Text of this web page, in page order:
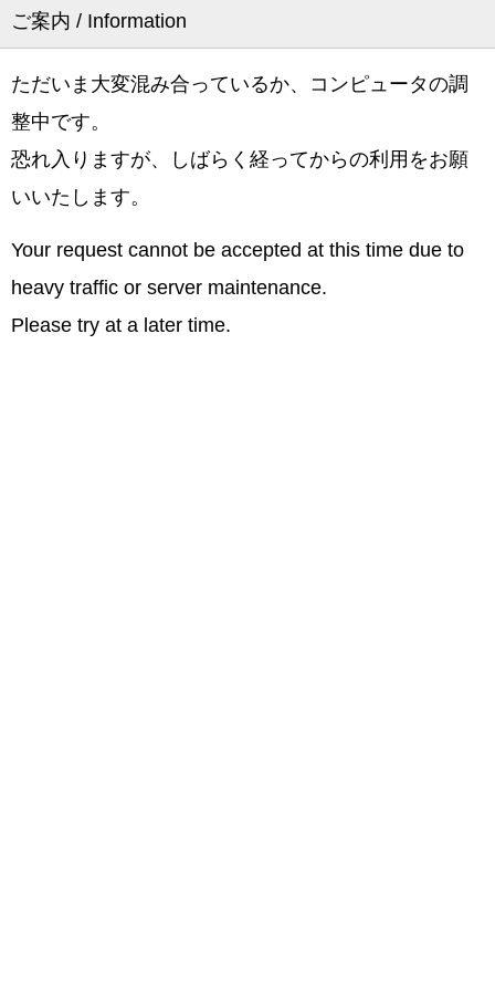
ご案内 / Information
ただいま大変混み合っているか、コンピュータの調
整中です。
恐れ入りますが、しばらく経ってからの利用をお願
いいたします。
Your request cannot be accepted at this time due to
heavy traffic or server maintenance.
Please try at a later time.